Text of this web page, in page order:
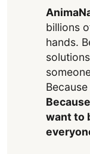
billions
hands.
want to